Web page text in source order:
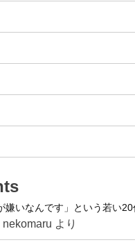
嫌いなんです」という若い
nekomaru より